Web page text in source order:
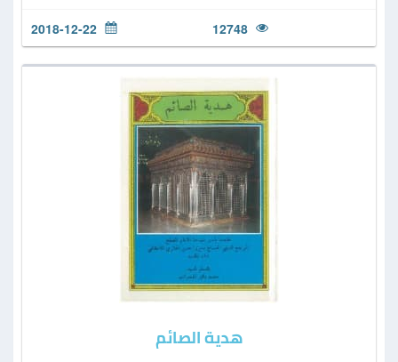
12748
2018-12-22
هدية الصائم